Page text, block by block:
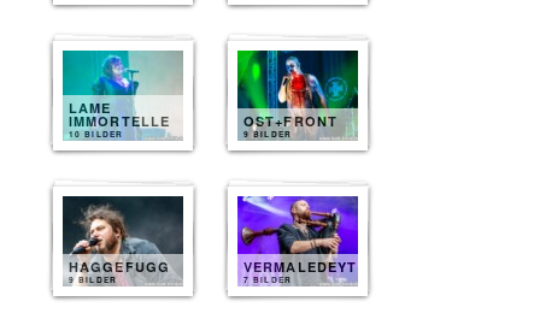
LAME
IMMORTELLE
10 BILDER
OST+FRONT
9 BILDER
HAGGEFUGG
9 BILDER
VERMALEDEYT
7 BILDER